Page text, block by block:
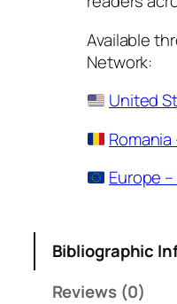
Available
Network:
United
Europe
Bibliographic
Reviews (0)